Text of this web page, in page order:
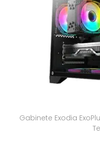
Gabinete Exodia